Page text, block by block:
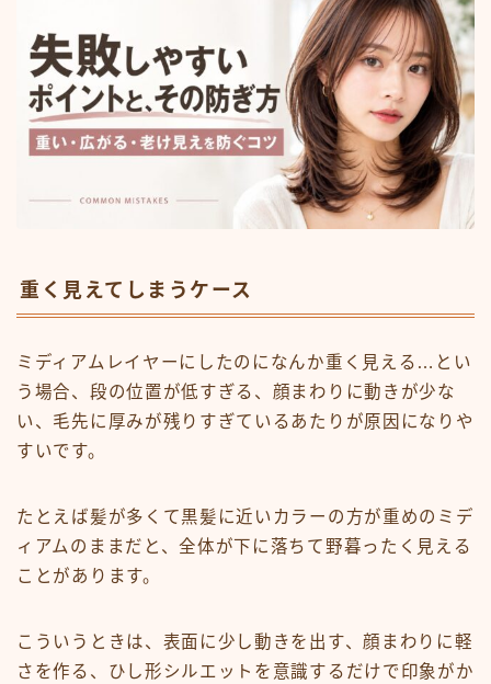
重く見えてしまうケース
ミディアムレイヤーにしたのになんか重く見える…とい
う場合、段の位置が低すぎる、顔まわりに動きが少な
い、毛先に厚みが残りすぎているあたりが原因になりや
すいです。
たとえば髪が多くて黒髪に近いカラーの方が重めのミデ
ィアムのままだと、全体が下に落ちて野暮ったく見える
ことがあります。
こういうときは、表面に少し動きを出す、顔まわりに軽
さを作る、ひし形シルエットを意識するだけで印象がか